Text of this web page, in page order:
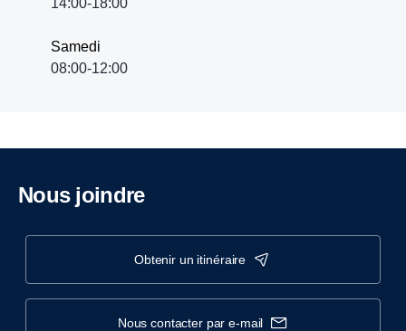
14:00-18:00
Samedi
08:00-12:00
Nous joindre
obtenir un itinéraire
nous contacter par e-mail